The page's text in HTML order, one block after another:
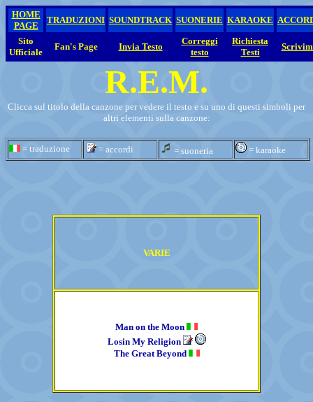
HOME
PAGE
TRADUZIONI SOUNDTRACK SUONERIE KARAOKE
Sito
Ufficiale
Fan's Page Invia Testo
Correggi
testo
Richiesta
Testi
R.E.M.
Clicca sul titolo della canzone per vedere il testo e su uno di questi simboli per
altri elementi sulla canzone:
= traduzione = accordi = suoneria = karaoke
VARIE
Man on the Moon
Losin My Religion
The Great Beyond